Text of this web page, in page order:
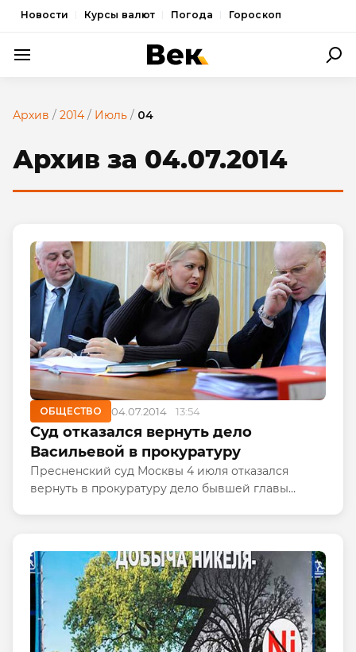
Новости Курсы валют Погода Гороскоп
ОБЩЕСТВО
СПОРТ
НОВОСТИ
Архив / 2014 / Июль / 04
Архив за 04.07.2014
ОБЩЕСТВО 04.07.2014 13:54
Суд отказался вернуть дело
Васильевой в прокуратуру
Пресненский суд Москвы 4 июля отказался
вернуть в прокуратуру дело бывшей главы